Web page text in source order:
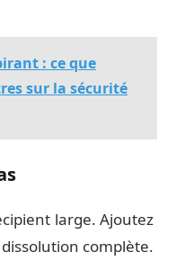
: ce que
sur la sécurité
large. Ajoutez
complète.